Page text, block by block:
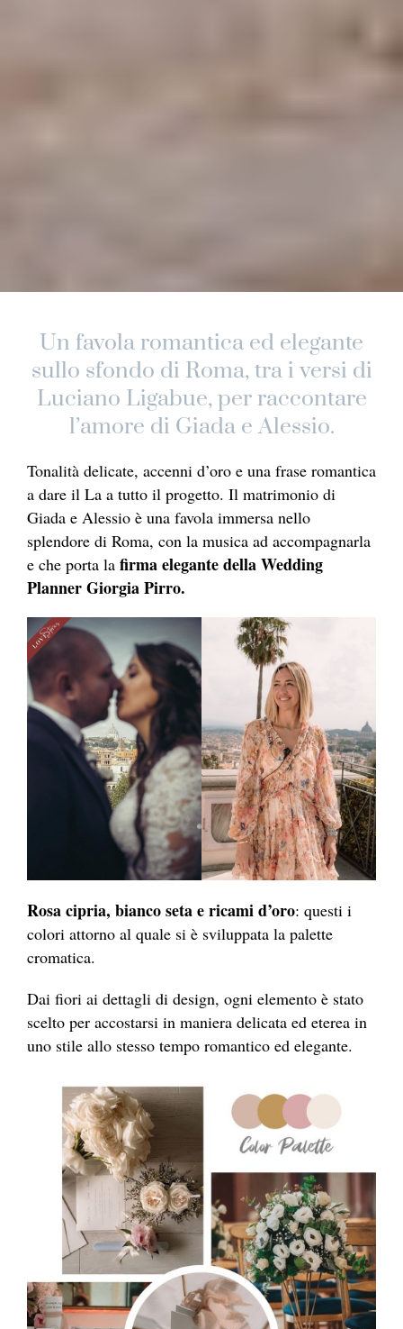
Un favola romantica ed elegante
sullo sfondo di Roma, tra i versi di
Luciano Ligabue, per raccontare
l’amore di Giada e Alessio.
Tonalità delicate, accenni d’oro e una frase romantica
a dare il La a tutto il progetto. Il matrimonio di
Giada e Alessio è una favola immersa nello
splendore di Roma, con la musica ad accompagnarla
e che porta la firma elegante della Wedding
Planner Giorgia Pirro.
Rosa cipria, bianco seta e ricami d’oro: questi i
colori attorno al quale si è sviluppata la palette
cromatica.
Dai fiori ai dettagli di design, ogni elemento è stato
scelto per accostarsi in maniera delicata ed eterea in
uno stile allo stesso tempo romantico ed elegante.